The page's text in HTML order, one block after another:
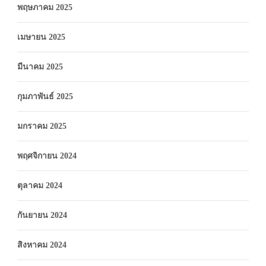
พฤษภาคม 2025
เมษายน 2025
มีนาคม 2025
กุมภาพันธ์ 2025
มกราคม 2025
พฤศจิกายน 2024
ตุลาคม 2024
กันยายน 2024
สิงหาคม 2024